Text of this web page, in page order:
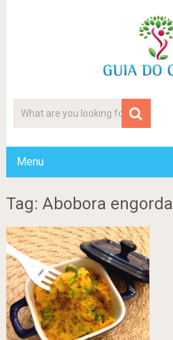
Menu
Tag: Abobora engorda